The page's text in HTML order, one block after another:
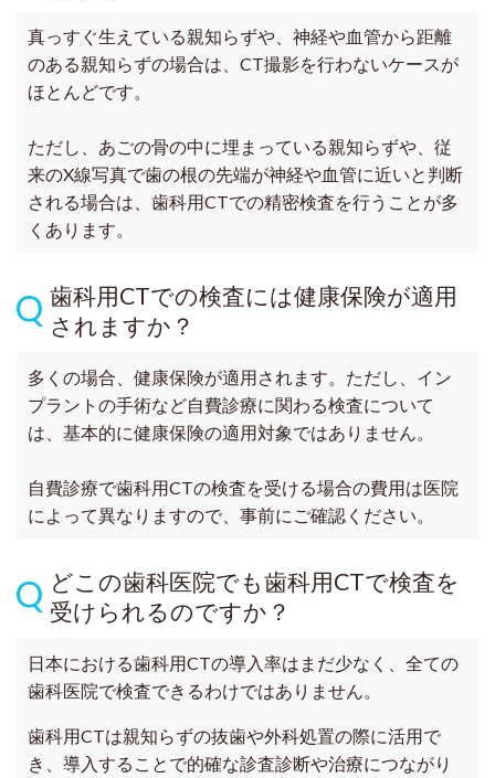
真っすぐ生えている親知らずや、神経や血管から距離
のある親知らずの場合は、CT撮影を行わないケースが
ほとんどです。
ただし、あごの骨の中に埋まっている親知らずや、従
来のX線写真で歯の根の先端が神経や血管に近いと判断
される場合は、歯科用CTでの精密検査を行うことが多
くあります。
歯科用CTでの検査には健康保険が適用
されますか？
多くの場合、健康保険が適用されます。ただし、イン
プラントの手術など自費診療に関わる検査について
は、基本的に健康保険の適用対象ではありません。
自費診療で歯科用CTの検査を受ける場合の費用は医院
によって異なりますので、事前にご確認ください。
どこの歯科医院でも歯科用CTで検査を
受けられるのですか？
日本における歯科用CTの導入率はまだ少なく、全ての
歯科医院で検査できるわけではありません。
歯科用CTは親知らずの抜歯や外科処置の際に活用で
き、導入することで的確な診査診断や治療につながり